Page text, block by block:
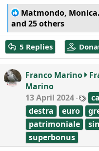
R
e
a
c
t
i
n
Matmondo,
and 25 others
5 Replies
Franco Marino
Marino
13 April 2024
T
a
g
s
destra
euro
patrimoniale
superbonus